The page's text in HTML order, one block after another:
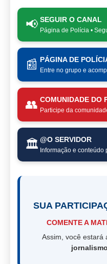
📢 SEGUIR O CANAL
Página de Polícia •
📰 PÁGINA DE
Entre no grupo e
👥 COMUNIDADE DO
Participe da
🏛️ @O SERVIDOR
Informação e conteúdo
SUA
COMENTE A
Assim, você estará